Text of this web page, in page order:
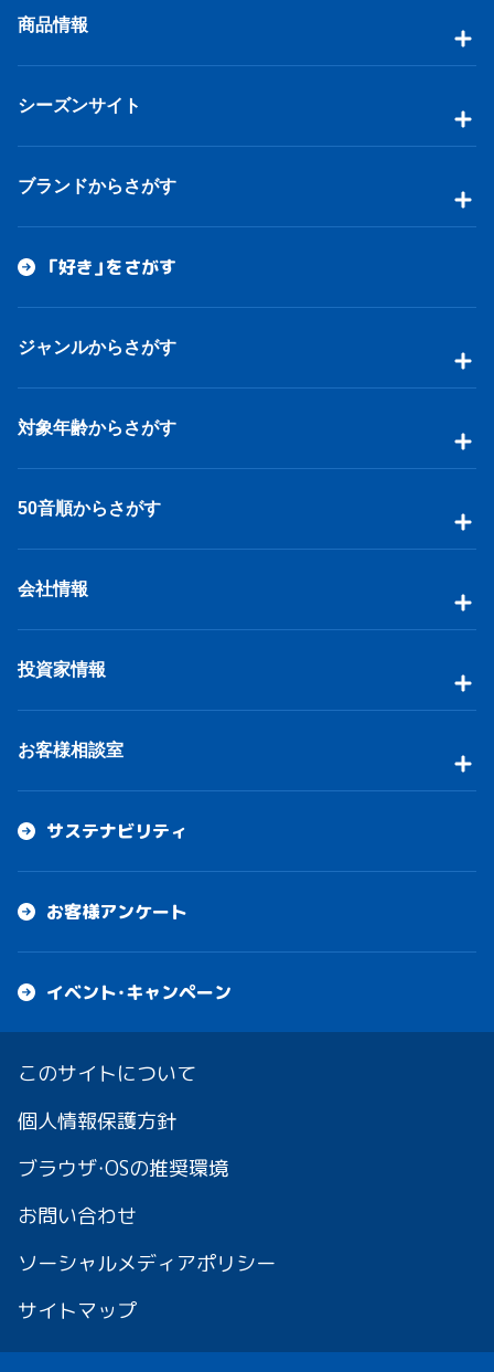
商品情報
シーズンサイト
ブランドからさがす
「好き」をさがす
ジャンルからさがす
対象年齢からさがす
50音順からさがす
会社情報
投資家情報
お客様相談室
サステナビリティ
お客様アンケート
イベント・キャンペーン
このサイトについて
個人情報保護方針
ブラウザ・OSの推奨環境
お問い合わせ
ソーシャルメディアポリシー
サイトマップ